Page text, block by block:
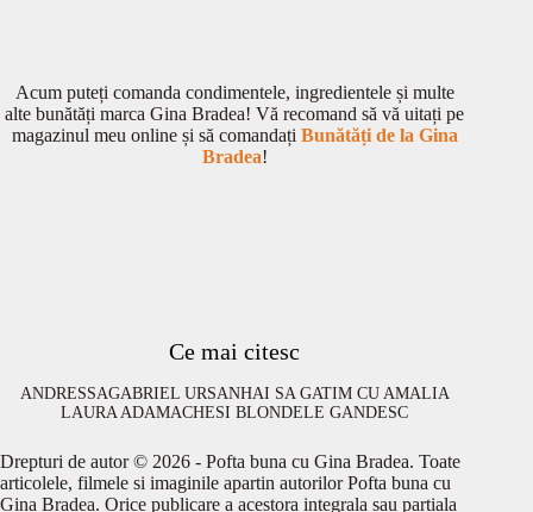
Acum puteți comanda condimentele, ingredientele și multe
alte bunătăți marca Gina Bradea! Vă recomand să vă uitați pe
magazinul meu online și să comandați Bunătăți de la Gina
Bradea!
Ce mai citesc
ANDRESSAGABRIEL URSANHAI SA GATIM CU AMALIA
LAURA ADAMACHESI BLONDELE GANDESC
Drepturi de autor © 2026 - Pofta buna cu Gina Bradea. Toate
articolele, filmele si imaginile apartin autorilor Pofta buna cu
Gina Bradea. Orice publicare a acestora integrala sau partiala